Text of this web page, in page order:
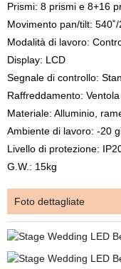
Prismi: 8 prismi e 8+16
Movimento pan/tilt:
Modalità di lavoro:
Display: LCD
Segnale di controllo:
Raffreddamento:
Materiale: Alluminio,
Ambiente di lavoro: -20
Livello di protezione:
G.W.: 15kg
Foto dettagliate